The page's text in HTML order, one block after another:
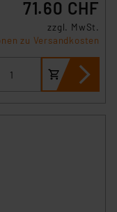
71.60 CHF
zzgl. MwSt.
zu Versandkosten